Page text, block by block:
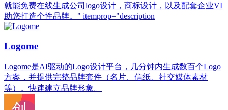
就能免费在线生成公司logo设计，商标设计，以及配套企业VI
助您打造个性品牌。" itemprop="description
Logome
Logome是AI驱动的Logo设计平台，几分钟内生成数百个Logo
方案，并提供完整品牌套件（名片、信纸、社交媒体素材
等）。快速建立品牌形象。